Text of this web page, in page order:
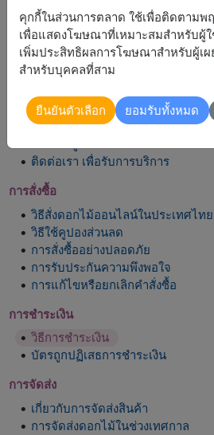
เกี่ยวกับเรา
เกี่ยวกับ Flowers2Thailand
ติดต่อเรา เพื่อรับการบริการ
การสั่งซื้อ
วิธีสั่งดอกไม้ออนไลน์ในประเทศไทย
วิธีใช้คูปองส่วนลด
การสั่งซื้ออย่างปลอดภัย
การรับประกันความพึงพอใจ
การแก้ไขหรือยกเลิกคำสั่งซื้อ
การชำระเงิน
วิธีการชำระเงิน
บัตรถูกปฏิเสธการชำระเงิน
การจัดส่ง
เกี่ยวกับการจัดส่งสินค้า
การจัดส่งดอกไม้ในช่วงเทศกาล
คุกกี้ในส่วนการตลาด ใช้เพื่อติดตามพ
เพื่อแสดงโฆษณาที่เหมาะสมสำหรับผู้
เพิ่มประสิทธิผลการโฆษณาสำหรับผู้เ
สำหรับบุคคลที่สาม
ยืนยันตัวเลือก ยอมรับทั้งหมด